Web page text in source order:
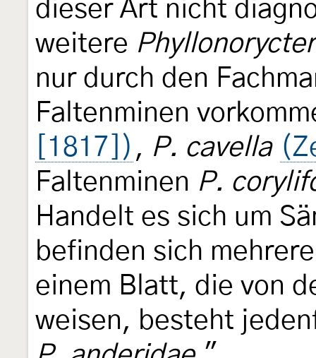
dieser Art nicht
weitere Phyllonorycter
nur durch den
Faltenminen
[1817]) , P. cavella
Faltenminen P.
Handelt es sich um
befinden sich
einem Blatt, die von
weisen, besteht